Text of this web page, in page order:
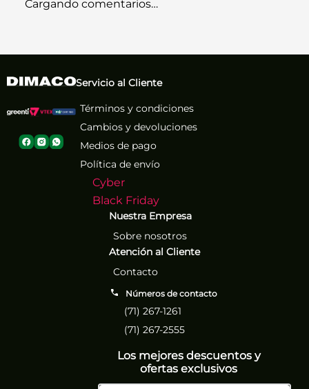
Cargando comentarios…
Servicio al Cliente
Términos y condiciones
Cambios y devoluciones
Medios de pago
Política de envío
Cyber
Black Friday
Nuestra Empresa
Sobre nosotros
Atención al Cliente
Contacto
Números de contacto
(71) 267-1261
(71) 267-2555
Los mejores descuentos y
ofertas exclusivos